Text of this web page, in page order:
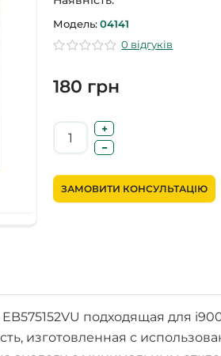
Модель: 04141
0 відгуків
180 грн
ЗАМОВИТИ КОНСУЛЬТАЦІЮ
подходящая для
изготовленная с